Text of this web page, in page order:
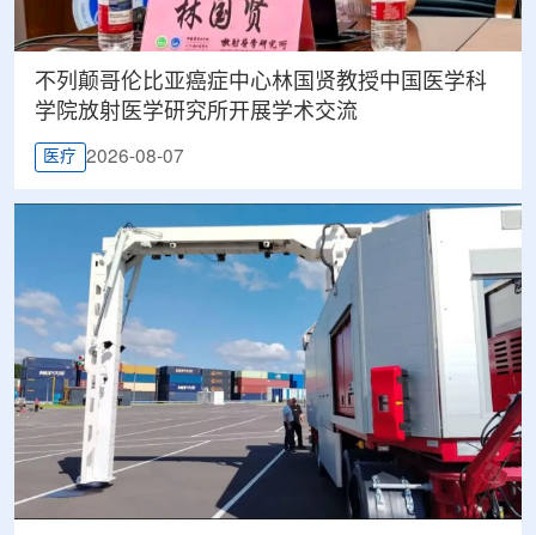
不列颠哥伦比亚癌症中心林国贤教授中国医学科
学院放射医学研究所开展学术交流
医疗 2026-08-07